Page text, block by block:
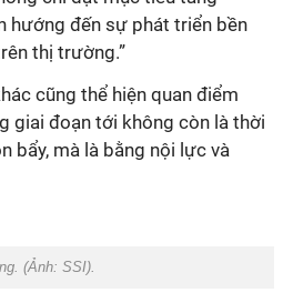
hướng đến sự phát triển bền
thị trường.”
cũng thể hiện quan điểm
giai đoạn tới không còn là thời
bẩy, mà là bằng nội lực và
(Ảnh: SSI).